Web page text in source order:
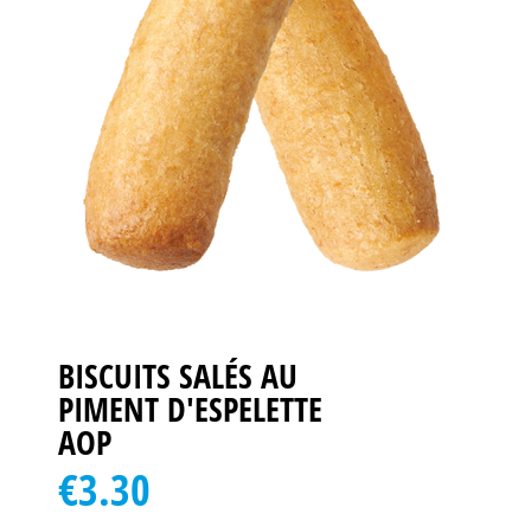
BISCUITS SALÉS AU
PIMENT D'ESPELETTE
AOP
€3.30